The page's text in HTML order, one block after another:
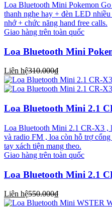
Loa Bluetooth Mini Pokemon
thanh nghe hay + đèn LED
nhớ + chức năng hand free calls.
Giao hàng trên toàn quốc
Loa Bluetooth Mini
Liên hệ310.000₫
Loa Bluetooth Mini 2.1
Loa Bluetooth Mini 2.1 CR-X3 ,
và radio FM , loa còn hỗ trợ
tay xách tiện mang theo.
Giao hàng trên toàn quốc
Loa Bluetooth Mini 2.1
Liên hệ550.000₫